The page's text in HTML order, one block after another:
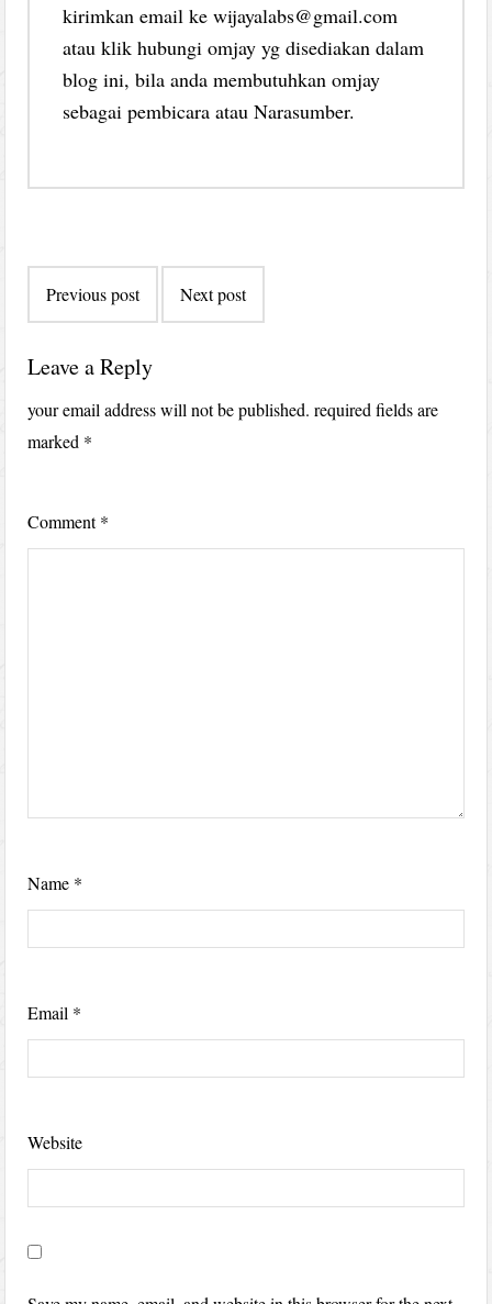
kirimkan email ke wijayalabs@gmail.com
atau klik hubungi omjay yg disediakan dalam
blog ini, bila anda membutuhkan omjay
sebagai pembicara atau Narasumber.
navigation
Previous post Next post
Leave a Reply
your email address will not be published. required fields are
marked *
Comment*
Name *
Email *
Website